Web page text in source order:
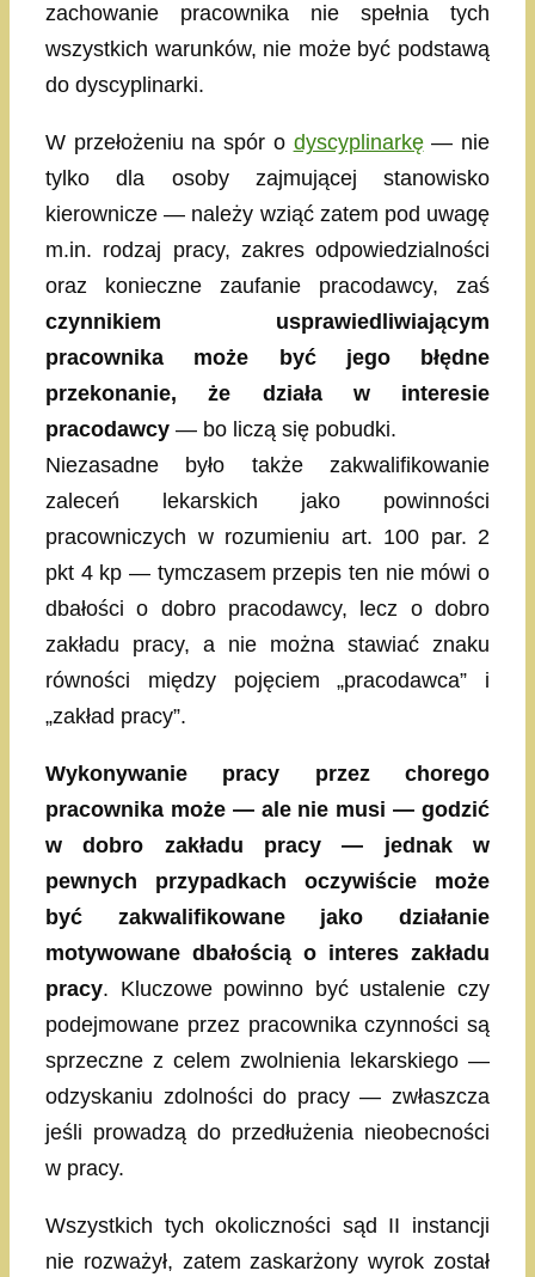
zachowanie pracownika nie spełnia tych
wszystkich warunków, nie może być podstawą
do dyscyplinarki.
W przełożeniu na spór o dyscyplinarkę— nie
tylko dla osoby zajmującej stanowisko
kierownicze — należy wziąć zatem pod uwagę
m.in. rodzaj pracy, zakres odpowiedzialności
oraz konieczne zaufanie pracodawcy, zaś
czynnikiem usprawiedliwiającym
pracownika może być jego błędne
przekonanie, że działa w interesie
pracodawcy — bo liczą się pobudki.
Niezasadne było także zakwalifikowanie
zaleceń lekarskich jako powinności
pracowniczych w rozumieniu art. 100 par. 2
pkt 4 kp — tymczasem przepis ten nie mówi o
dbałości o dobro pracodawcy, lecz o dobro
zakładu pracy, a nie można stawiać znaku
równości między pojęciem „pracodawca” i
„zakład pracy”.
Wykonywanie pracy przez chorego
pracownika może — ale nie musi — godzić
w dobro zakładu pracy — jednak w
pewnych przypadkach oczywiście może
być zakwalifikowane jako działanie
motywowane dbałością o interes zakładu
pracy. Kluczowe powinno być ustalenie czy
podejmowane przez pracownika czynności są
sprzeczne z celem zwolnienia lekarskiego —
odzyskaniu zdolności do pracy — zwłaszcza
jeśli prowadzą do przedłużenia nieobecności
w pracy.
Wszystkich tych okoliczności sąd II instancji
nie rozważył, zatem zaskarżony wyrok został